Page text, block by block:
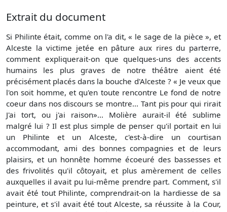
Extrait du document
Si Philinte était, comme on l'a dit, « le sage de la pièce », et
Alceste la victime jetée en pâture aux rires du parterre,
comment expliquerait-on que quelques-uns des accents
humains les plus graves de notre théâtre aient été
précisément placés dans la bouche d'Alceste ? « Je veux que
l'on soit homme, et qu'en toute rencontre Le fond de notre
coeur dans nos discours se montre... Tant pis pour qui rirait
J'ai tort, ou j'ai raison»... Molière aurait-il été sublime
malgré lui ? Il est plus simple de penser qu'il portait en lui
un Philinte et un Alceste, c'est-à-dire un courtisan
accommodant, ami des bonnes compagnies et de leurs
plaisirs, et un honnête homme écoeuré des bassesses et
des frivolités qu'il côtoyait, et plus amèrement de celles
auxquelles il avait pu lui-même prendre part. Comment, s'il
avait été tout Philinte, comprendrait-on la hardiesse de sa
peinture, et s'il avait été tout Alceste, sa réussite à la Cour,